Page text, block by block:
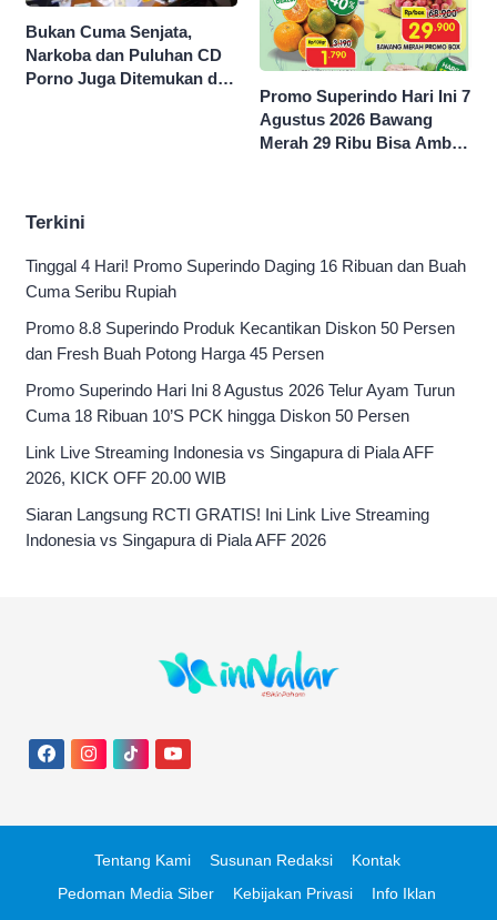
Bukan Cuma Senjata,
Narkoba dan Puluhan CD
Porno Juga Ditemukan di
Promo Superindo Hari Ini 7
Agustus 2026 Bawang
Merah 29 Ribu Bisa Ambil
Terkini
Tinggal 4 Hari! Promo Superindo Daging 16 Ribuan dan Buah
Cuma Seribu Rupiah
Promo 8.8 Superindo Produk Kecantikan Diskon 50 Persen
dan Fresh Buah Potong Harga 45 Persen
Promo Superindo Hari Ini 8 Agustus 2026 Telur Ayam Turun
Cuma 18 Ribuan 10’S PCK hingga Diskon 50 Persen
Link Live Streaming Indonesia vs Singapura di Piala AFF
2026, KICK OFF 20.00 WIB
Siaran Langsung RCTI GRATIS! Ini Link Live Streaming
Indonesia vs Singapura di Piala AFF 2026
Tentang Kami Susunan Redaksi
Kontak
Pedoman Media Siber
Kebijakan Privasi
Info Iklan